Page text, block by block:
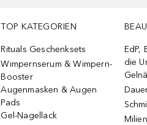
TOP KATEGORIEN
Rituals Geschenksets
Wimpernserum & Wimpern-
Booster
Augenmasken & Augen
Pads
Gel-Nagellack
EdP,
die